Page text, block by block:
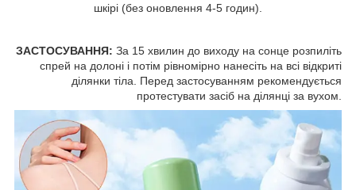
шкірі (без оновлення 4-5 годин).
ЗАСТОСУВАННЯ: За 15 хвилин до виходу на сонце розпиліть
спрей на долоні і потім рівномірно нанесіть на всі відкриті
ділянки тіла. Перед застосуванням рекомендується
протестувати засіб на ділянці за вухом.